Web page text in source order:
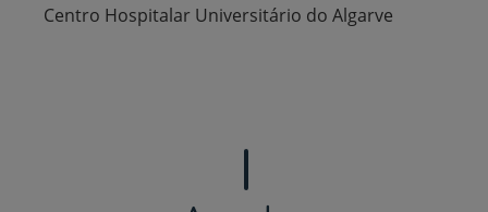
Centro Hospitalar Universitário do Algarve